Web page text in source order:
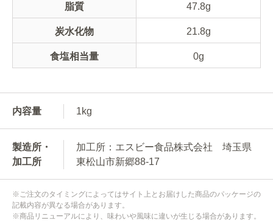
脂質 47.8g
炭水化物 21.8g
食塩相当量 0g
内容量 1kg
製造所・
加工所
加工所：エスビー食品株式会社 埼玉県
東松山市新郷88-17
※ご注文のタイミングによってはサイト上とお届けした商品のパッケージの
記載内容が異なる場合があります。
※商品リニューアルにより、味わいや風味に違いが生じる場合があります。